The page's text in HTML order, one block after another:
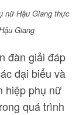
nữ Hậu Giang thực
Giang
đàn giải đáp
đại biểu và
hiệp phụ nữ
quá trình